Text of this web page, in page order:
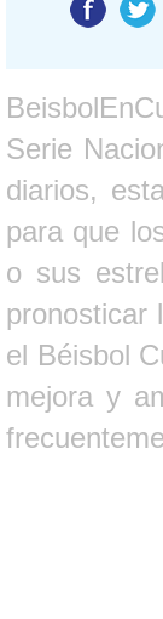
Serie
diarios,
para que
o sus
pronosticar
el Béisbol
mejora y